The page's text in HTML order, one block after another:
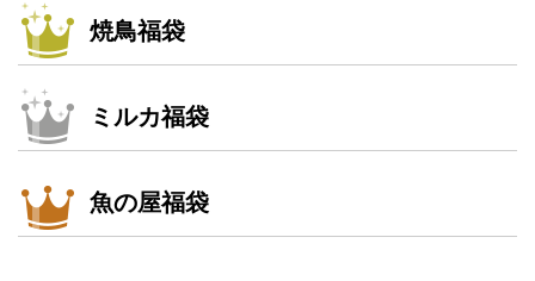
焼鳥福袋
ミルカ福袋
魚の屋福袋